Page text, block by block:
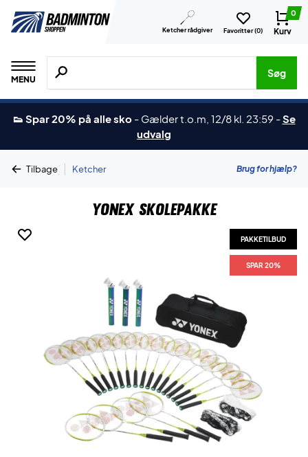
Ketcher rådgiver Favoritter (0)
0
Kurv
MENU
Søg efter produkter, mærker etc.
Søg
👟 Spar 20% på alle sko - Gælder t.o.m, 12/8 kl. 23:59 -Se
udvalg
Tilbage | Ketcher Brug for hjælp?
Yonex Skolepakke
PAKKETILBUD
SPAR 20%